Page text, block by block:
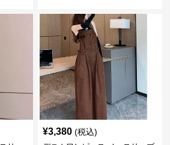
¥3,380 (税込)